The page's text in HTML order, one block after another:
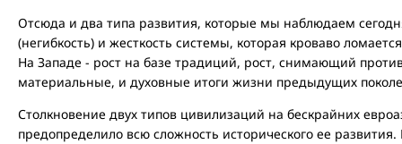
Отсюда и два типа развития, которые мы наблюдаем
(негибкость) и жесткость системы, которая кроваво
На Западе - рост на базе традиций, рост, снимающий
материальные, и духовные итоги жизни предыдущих
Столкновение двух типов цивилизаций на бескрайних
предопределило всю сложность исторического ее